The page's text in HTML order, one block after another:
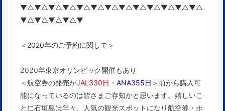
▼△▼△▼△▼△▼△▼△▼△▼△▼△▼△▼△▼△▼△
▼△▼△▼△▼△▼
＜2020年のご予約に関して＞
2020年東京オリンピック開催もあり
＜航空券の発売がJAL330日 ・ ANA355日 ＞前から購入可
能になっているのは皆さまご存知かと思います。嬉しいこ
とに石垣島は年々、人気の観光スポットになり航空券・ホ